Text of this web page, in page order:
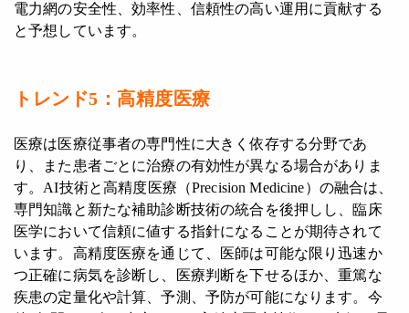
電力網の安全性、効率性、信頼性の高い運用に貢献する
と予想しています。
トレンド5：高精度医療
医療は医療従事者の専門性に大きく依存する分野であ
り、また患者ごとに治療の有効性が異なる場合がありま
す。AI技術と高精度医療（Precision Medicine）の融合は、
専門知識と新たな補助診断技術の統合を後押しし、臨床
医学において信頼に値する指針になることが期待されて
います。高精度医療を通じて、医師は可能な限り迅速か
つ正確に病気を診断し、医療判断を下せるほか、重篤な
疾患の定量化や計算、予測、予防が可能になります。今